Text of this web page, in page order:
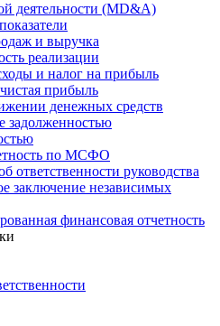
деятельности (MD&A)
и выручка
реализации
и налог на прибыль
прибыль
денежных средств
задолженностью
по МСФО
ответственности руководства
заключение независимых
финансовая отчетность